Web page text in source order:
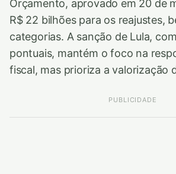
Orçamento, aprovado em 20 de
R$ 22 bilhões para os reajustes,
categorias. A sanção de Lula,
pontuais, mantém o foco na
fiscal, mas prioriza a valorização
PUBLICIDADE